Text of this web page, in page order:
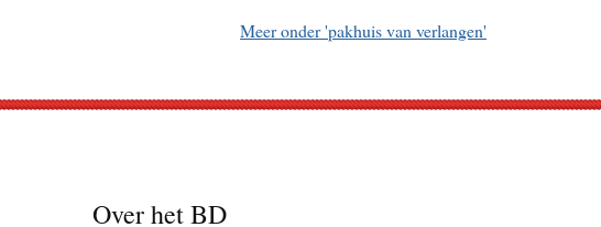
Meer onder 'pakhuis van verlangen'
Over het BD